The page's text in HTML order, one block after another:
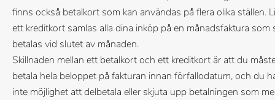
finns också betalkort som kan användas på flera olika ställen.
ett kreditkort samlas alla dina inköp på en månadsfaktura som
betalas vid slutet av månaden.
Skillnaden mellan ett betalkort och ett kreditkort är att du
betala hela beloppet på fakturan innan förfallodatum, och du
inte möjlighet att delbetala eller skjuta upp betalningen som